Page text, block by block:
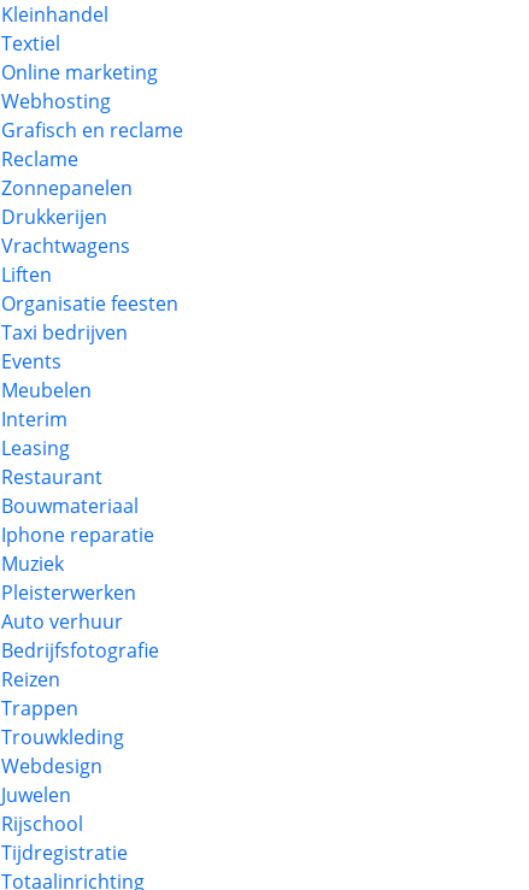
Kleinhandel
Textiel
Online marketing
Webhosting
Grafisch en reclame
Reclame
Zonnepanelen
Drukkerijen
Vrachtwagens
Liften
Organisatie feesten
Taxi bedrijven
Events
Meubelen
Interim
Leasing
Restaurant
Bouwmateriaal
Iphone reparatie
Muziek
Pleisterwerken
Auto verhuur
Bedrijfsfotografie
Reizen
Trappen
Trouwkleding
Webdesign
Juwelen
Rijschool
Tijdregistratie
Totaalinrichting